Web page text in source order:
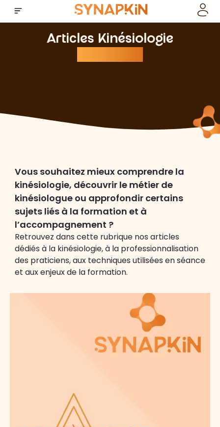
Articles Kinésiologie
Vous souhaitez mieux comprendre la
kinésiologie, découvrir le métier de
kinésiologue ou approfondir certains
sujets liés à la formation et à
l’accompagnement ?
Retrouvez dans cette rubrique nos articles
dédiés à la kinésiologie, à la professionnalisation
des praticiens, aux techniques utilisées en séance
et aux enjeux de la formation.